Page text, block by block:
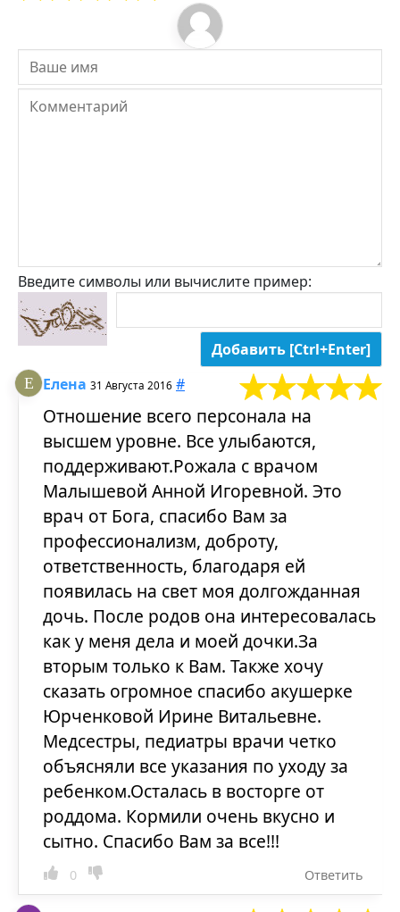
Введите символы или вычислите пример:
Елена 31 Августа 2016 #
Отношение всего персонала на
высшем уровне. Все улыбаются,
поддерживают.Рожала с врачом
Малышевой Анной Игоревной. Это
врач от Бога, спасибо Вам за
профессионализм, доброту,
ответственность, благодаря ей
появилась на свет моя долгожданная
дочь. После родов она интересовалась
как у меня дела и моей дочки.За
вторым только к Вам. Также хочу
сказать огромное спасибо акушерке
Юрченковой Ирине Витальевне.
Медсестры, педиатры врачи четко
объясняли все указания по уходу за
ребенком.Осталась в восторге от
роддома. Кормили очень вкусно и
сытно. Спасибо Вам за все!!!
0 Ответить